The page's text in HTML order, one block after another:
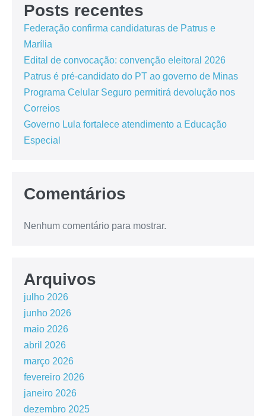
Posts recentes
Federação confirma candidaturas de Patrus e
Marília
Edital de convocação: convenção eleitoral 2026
Patrus é pré-candidato do PT ao governo de Minas
Programa Celular Seguro permitirá devolução nos
Correios
Governo Lula fortalece atendimento a Educação
Especial
Comentários
Nenhum comentário para mostrar.
Arquivos
julho 2026
junho 2026
maio 2026
abril 2026
março 2026
fevereiro 2026
janeiro 2026
dezembro 2025